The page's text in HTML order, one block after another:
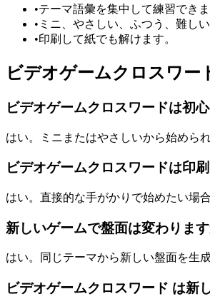
•テーマ語彙を集中して練習できま
• ミニ、やさしい、ふつう、難し
•印刷して紙でも解けます。
ビデオゲームクロスワー
ビデオゲームクロスワードは初
はい。ミニまたはやさしいから始められ
ビデオゲームクロスワードは印
はい。直接的な手がかりで始めたい場
新しいゲームで盤面は変わります
はい。同じテーマから新しい盤面を生成
ビデオゲームクロスワード は新